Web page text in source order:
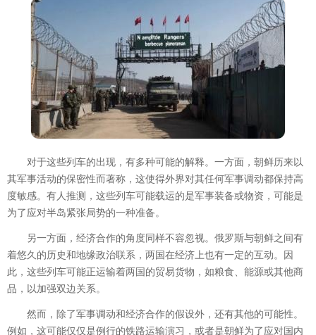
对于这些列车的出现，有多种可能的解释。一方面，朝鲜历来以
其军事活动的保密性而著称，这使得外界对其任何军事调动都保持高
度敏感。有人推测，这些列车可能载运的是军事装备或物资，可能是
为了应对半岛紧张局势的一种准备。
另一方面，经济合作的角度同样不容忽视。俄罗斯与朝鲜之间有
着悠久的历史和地缘政治联系，两国在经济上也有一定的互动。因
此，这些列车可能正运输着两国的贸易货物，如粮食、能源或其他商
品，以加强双边关系。
然而，除了军事调动和经济合作的假设外，还有其他的可能性。
例如，这可能仅仅是例行的铁路运输演习，或者是朝鲜为了应对国内